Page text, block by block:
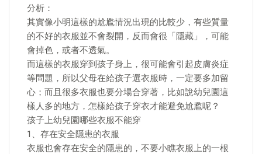
分析：
其實像小明這樣的尬尷情況出現的比較少，有些質量
的不好的衣服並不會裂開，反而會很「隱藏」，可能
會掉色，或者不透氣。
而這樣的衣服穿到孩子身上，很可能會引起皮膚炎症
等問題，所以父母在給孩子選衣服時，一定要多加留
心；而且很多衣服也要分場合穿著，比如說幼兒園這
樣人多的地方，怎樣給孩子穿衣才能避免尬尷呢？
孩子上幼兒園哪些衣服不能穿
1、存在安全隱患的衣服
衣服也會存在安全的隱患的，不要小瞧衣服上的一根